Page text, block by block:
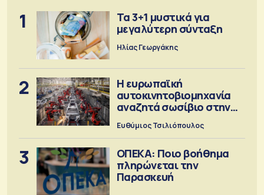
1
Τα 3+1 μυστικά για
μεγαλύτερη σύνταξη
Ηλίας Γεωργάκης
2
Η ευρωπαϊκή
αυτοκινητοβιομηχανία
αναζητά σωσίβιο στην
Κίνα
Ευθύμιος Τσιλιόπουλος
3
ΟΠΕΚΑ: Ποιο βοήθημα
πληρώνεται την
Παρασκευή